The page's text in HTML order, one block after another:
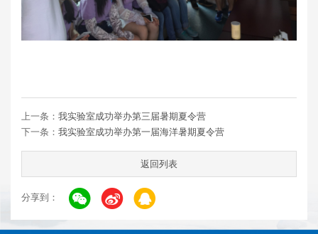
上一条： 我实验室成功举办第三届暑期夏令营
下一条： 我实验室成功举办第一届海洋暑期夏令营
返回列表
分享到：